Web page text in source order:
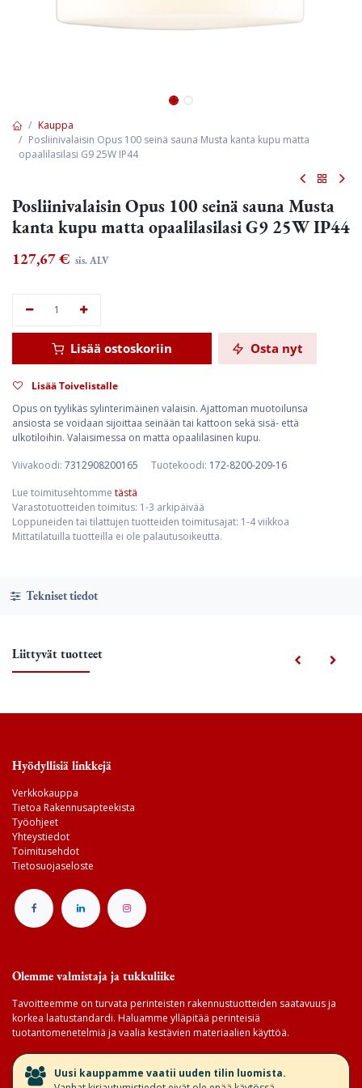
Kauppa
Posliinivalaisin Opus 100 seinä sauna Musta kanta kupu matta
opaalilasilasi G9 25W IP44
Posliinivalaisin Opus 100 seinä sauna Musta
kanta kupu matta opaalilasilasi G9 25W IP44
127,67€ sis. ALV
Lisää ostoskoriin Osta nyt
Lisää Toivelistalle
Opus on tyylikäs sylinterimäinen valaisin. Ajattoman muotoilunsa
ansiosta se voidaan sijoittaa seinään tai kattoon sekä sisä- että
ulkotiloihin. Valaisimessa on matta opaalilasinen kupu.
Viivakoodi: 7312908200165 Tuotekoodi: 172-8200-209-16
Lue toimitusehtomme tästä
Varastotuotteiden toimitus: 1-3 arkipäivää
Loppuneiden tai tilattujen tuotteiden toimitusajat: 1-4 viikkoa
Mittatilatuilla tuotteilla ei ole palautusoikeutta.
Tekniset tiedot
Liittyvät tuotteet
Hyödyllisiä linkkejä
Verkkokauppa
Tietoa Rakennusapteekista
Työohjeet
Yhteystiedot
Toimitusehdot
Tietosuojaseloste
Olemme valmistaja ja tukkuliike
Tavoitteemme on turvata perinteisten rakennustuotteiden saatavuus ja
korkea laatustandardi. Haluamme ylläpitää perinteisiä
tuotantomenetelmiä ja vaalia kestävien materiaalien käyttöä.
​Uusi kauppamme vaatii uuden tilin luomista.